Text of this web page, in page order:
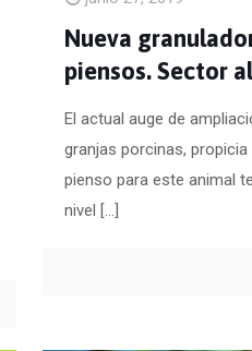
Nueva
piensos. Sector
El actual auge de
granjas porcinas,
pienso para este animal
nivel […]